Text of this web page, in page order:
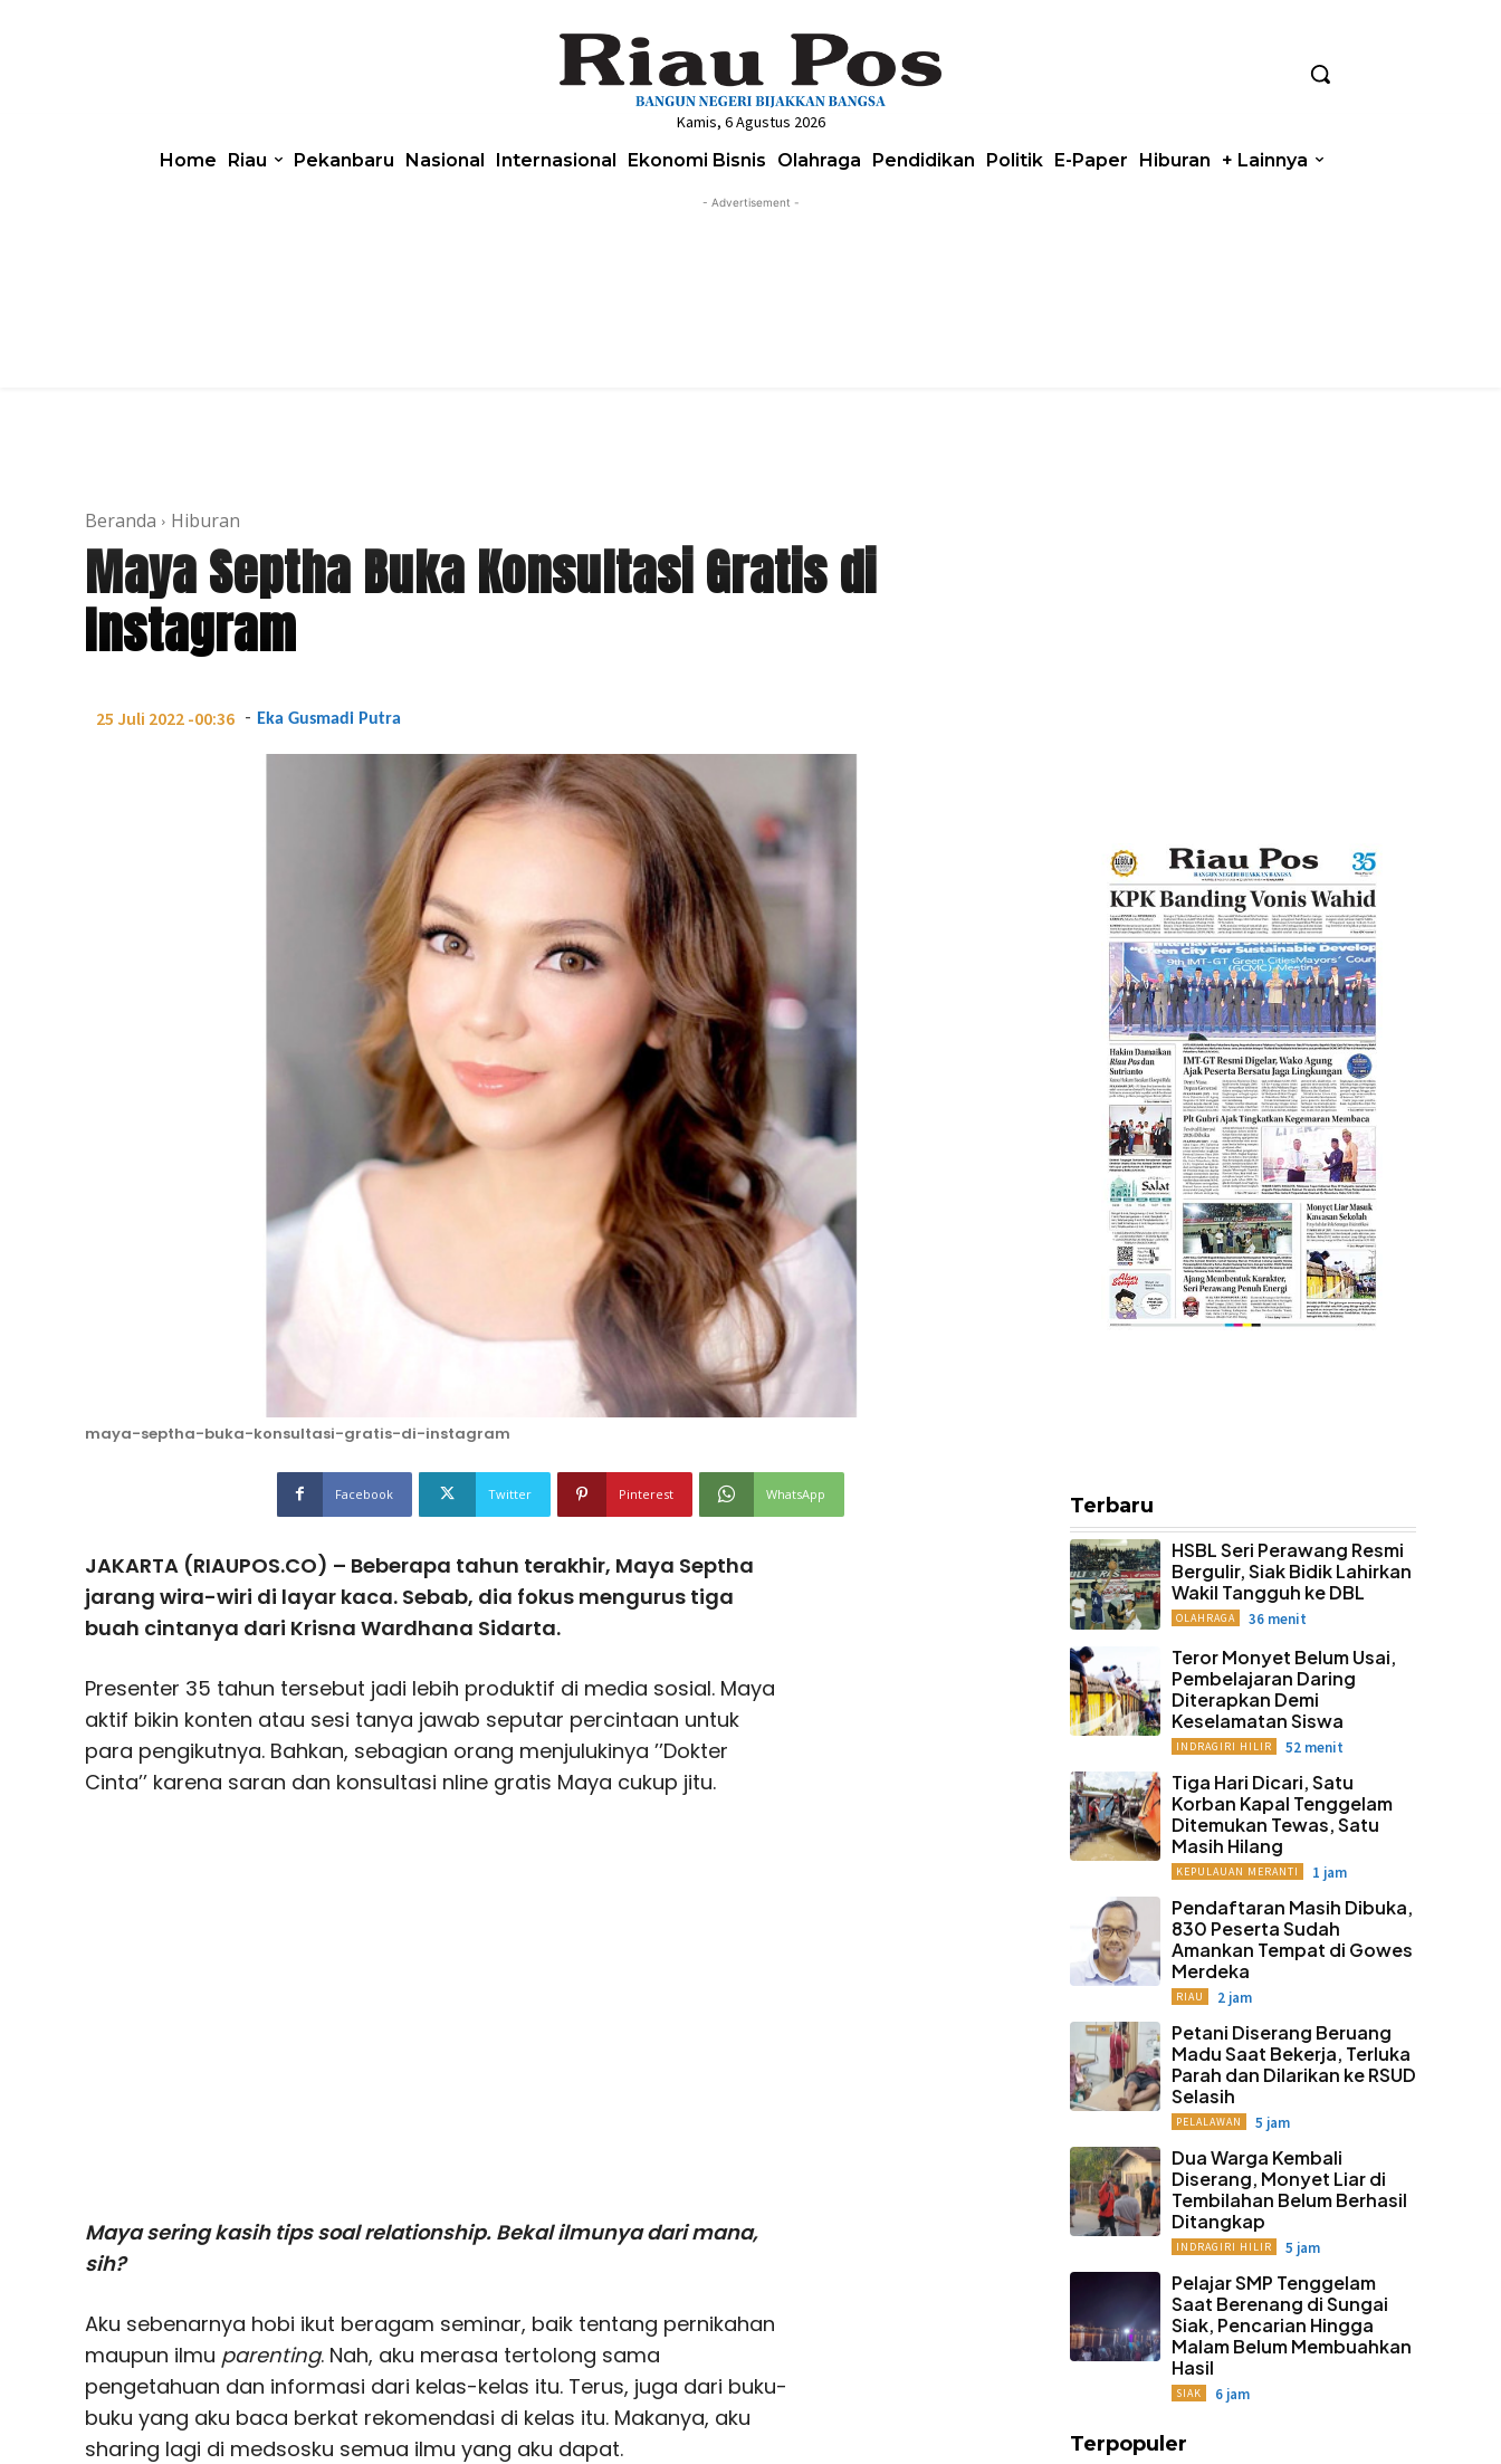
Kamis, 6 Agustus 2026
Home Riau Pekanbaru Nasional Internasional Ekonomi Bisnis Olahraga Pendidikan Politik E-Paper Hiburan + Lainnya
- Advertisement -
Beranda Hiburan
Maya Septha Buka Konsultasi Gratis di
Instagram
25 Juli 2022 -00:36 - Eka Gusmadi Putra
maya-septha-buka-konsultasi-gratis-di-instagram
Facebook Twitter Pinterest WhatsApp
JAKARTA (RIAUPOS.CO) – Beberapa tahun terakhir, Maya Septha
jarang wira-wiri di layar kaca. Sebab, dia fokus mengurus tiga
buah cintanya dari Krisna Wardhana Sidarta.
Presenter 35 tahun tersebut jadi lebih produktif di media sosial. Maya
aktif bikin konten atau sesi tanya jawab seputar percintaan untuk
para pengikutnya. Bahkan, sebagian orang menjulukinya ’’Dokter
Cinta’’ karena saran dan konsultasi nline gratis Maya cukup jitu.
Maya sering kasih tips soal relationship. Bekal ilmunya dari mana,
sih?
Aku sebenarnya hobi ikut beragam seminar, baik tentang pernikahan
maupun ilmu parenting. Nah, aku merasa tertolong sama
pengetahuan dan informasi dari kelas-kelas itu. Terus, juga dari buku-
buku yang aku baca berkat rekomendasi di kelas itu. Makanya, aku
sharing lagi di medsosku semua ilmu yang aku dapat.
Terbaru
HSBL Seri Perawang Resmi
Bergulir, Siak Bidik Lahirkan
Wakil Tangguh ke DBL
OLAHRAGA 36 menit
Teror Monyet Belum Usai,
Pembelajaran Daring
Diterapkan Demi
Keselamatan Siswa
INDRAGIRI HILIR 52 menit
Tiga Hari Dicari, Satu
Korban Kapal Tenggelam
Ditemukan Tewas, Satu
Masih Hilang
KEPULAUAN MERANTI 1 jam
Pendaftaran Masih Dibuka,
830 Peserta Sudah
Amankan Tempat di Gowes
Merdeka
RIAU 2 jam
Petani Diserang Beruang
Madu Saat Bekerja, Terluka
Parah dan Dilarikan ke RSUD
Selasih
PELALAWAN 5 jam
Dua Warga Kembali
Diserang, Monyet Liar di
Tembilahan Belum Berhasil
Ditangkap
INDRAGIRI HILIR 5 jam
Pelajar SMP Tenggelam
Saat Berenang di Sungai
Siak, Pencarian Hingga
Malam Belum Membuahkan
Hasil
SIAK 6 jam
Terpopuler